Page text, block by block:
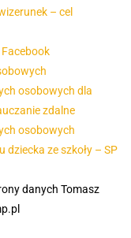
– cel
osobowych dla
zdalne
osobowych
ze szkoły – SP
danych Tomasz